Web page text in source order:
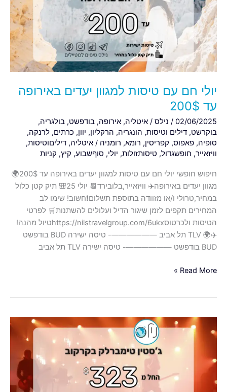
יולי חם עם טיסות למגוון יעדים באירופה
עד 200$
02/06/2025
/ נילס / איטליה, אירופה, בודפשט, בולגריה,
בוקרשט, דילים וטיסות, הונגריה, הרקליון, יוון, כרתים, לרנקה,
סופיה, פאפוס, קפריסין, רומא, רומניה / איטליה, דיליםוטיסות,
וויזאייר, חופשגדול, טיסותזולות, יולי, סוףשבוע, קיץ, קניות
חיפוש חופשי יולי חם עם טיסות למגוון יעדים באירופה עד 200$🌍
מגוון יעדים באירופה✈️ וויזאייר,בלובירד📆 יולי 25🎒 תיק קטן כלול
במחיר,טרולי ו/או מזוודה בתוספת תשלום❗️חשוב! שימו לב
המחירים תקפים לזמן שיגור הדיל ועלולים להשתנות🛒 לפרטי
הטיסות ולכרטוסhttps://nilstravelgroup.com/6ukxטיול מהנה!
✈️🌍 TLV תל אביב ——————- טיסה ישירה BUD בודפשט
BUD בודפשט ——————- טיסה ישירה TLV תל אביב
טיסות
למגוון
יעדים
באירופה
עד
200$
Read More »
הופעה
של
טימברלק
בקרקוב,טיסות
ישירות